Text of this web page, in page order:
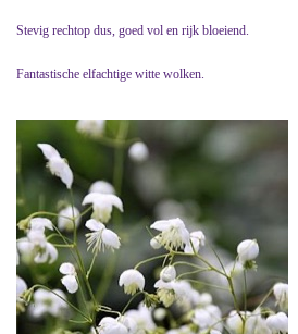
Stevig rechtop dus, goed vol en rijk bloeiend.
Fantastische elfachtige witte wolken.